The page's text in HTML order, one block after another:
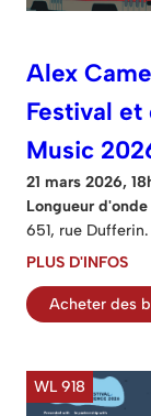
Alex
Festival
Music
21 mars 2026,
Longueur
651, rue Dufferin.
PLUS D'INFOS
Acheter des
WL 918